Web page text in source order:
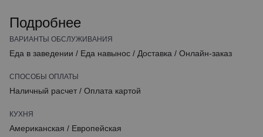
Подробнее
ВАРИАНТЫ ОБСЛУЖИВАНИЯ
Еда в заведении / Еда навынос / Доставка / Онлайн-заказ
СПОСОБЫ ОПЛАТЫ
Наличный расчет / Оплата картой
КУХНЯ
Американская / Европейская